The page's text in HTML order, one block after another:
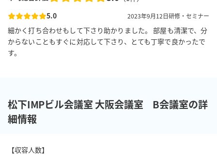
5.0
2023年9月12日研修・セミナー
細かく打ち合わせもして下さり助かりました。 部屋も清潔で、分
からないこともすぐに対応して下さり、とても丁寧で良かったで
す。
松下IMPビル会議室 大阪会議室 B会議室の詳
細情報
【収容人数】